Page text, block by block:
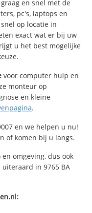
en snel met de
pc's, laptops en
op locatie in
exact wat er bij uw
u het best mogelijke
voor computer hulp en
monteur op
en kleine
.
en we helpen u nu!
of komen bij u langs.
omgeving, dus ook
uiteraard in 9765 BA